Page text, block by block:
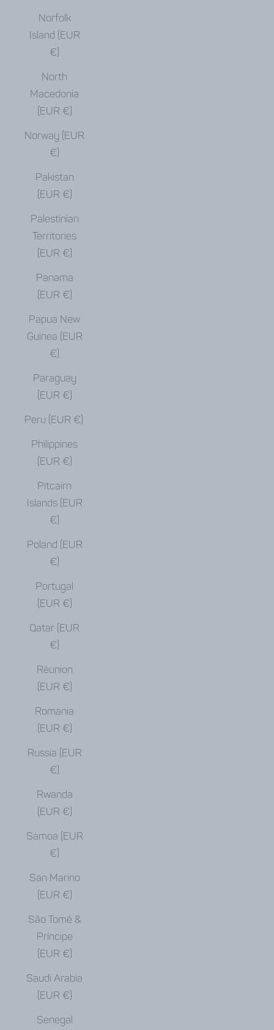
Norfolk
Island (EUR
€)
North
Macedonia
(EUR €)
Norway (EUR
€)
Pakistan
(EUR €)
Palestinian
Territories
(EUR €)
Panama
(EUR €)
Papua New
Guinea (EUR
€)
Paraguay
(EUR €)
Peru (EUR €)
Philippines
(EUR €)
Pitcairn
Islands (EUR
€)
Poland (EUR
€)
Portugal
(EUR €)
Qatar (EUR
€)
Réunion
(EUR €)
Romania
(EUR €)
Russia (EUR
€)
Rwanda
(EUR €)
Samoa (EUR
€)
San Marino
(EUR €)
São Tomé &
Príncipe
(EUR €)
Saudi Arabia
(EUR €)
Senegal